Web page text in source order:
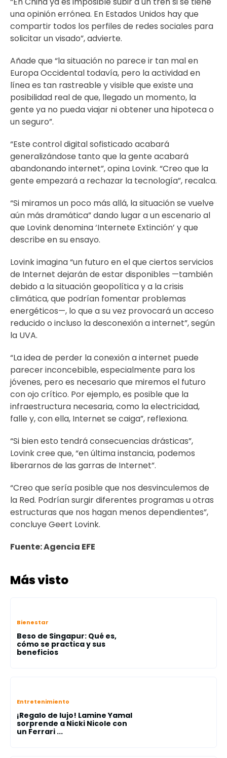
una opinión errónea. En Estados Unidos hay que
compartir todos los perfiles de redes sociales para
solicitar un visado”, advierte.
Añade que “la situación no parece ir tan mal en
Europa Occidental todavía, pero la actividad en
línea es tan rastreable y visible que existe una
posibilidad real de que, llegado un momento, la
gente ya no pueda viajar ni obtener una hipoteca o
un seguro”.
“Este control digital sofisticado acabará
generalizándose tanto que la gente acabará
abandonando internet”, opina Lovink. “Creo que la
gente empezará a rechazar la tecnología”, recalca.
“Si miramos un poco más allá, la situación se vuelve
aún más dramática” dando lugar a un escenario al
que Lovink denomina ‘Internete Extinción’ y que
describe en su ensayo.
Lovink imagina “un futuro en el que ciertos servicios
de Internet dejarán de estar disponibles —también
debido a la situación geopolítica y a la crisis
climática, que podrían fomentar problemas
energéticos—, lo que a su vez provocará un acceso
reducido o incluso la desconexión a internet”, según
la UVA.
“La idea de perder la conexión a internet puede
parecer inconcebible, especialmente para los
jóvenes, pero es necesario que miremos el futuro
con ojo crítico. Por ejemplo, es posible que la
infraestructura necesaria, como la electricidad,
falle y, con ella, Internet se caiga”, reflexiona.
“Si bien esto tendrá consecuencias drásticas”,
Lovink cree que, “en última instancia, podemos
liberarnos de las garras de Internet”.
“Creo que sería posible que nos desvinculemos de
la Red. Podrían surgir diferentes programas u otras
estructuras que nos hagan menos dependientes”,
concluye Geert Lovink.
Fuente: Agencia EFE
Más visto
Bienestar
Beso de Singapur: Qué es,
cómo se practica y sus
beneficios
Entretenimiento
¡Regalo de lujo! Lamine Yamal
sorprende a Nicki Nicole con
un Ferrari ...